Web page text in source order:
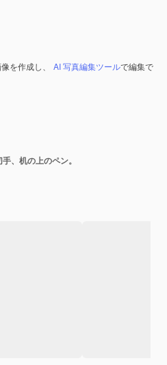
を作成し、 AI 写真編集ツールで編集で
、机の上のペン。